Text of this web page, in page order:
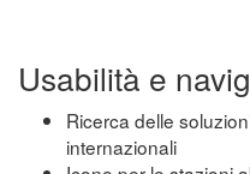
Usabilità e
Ricerca delle
internazionali